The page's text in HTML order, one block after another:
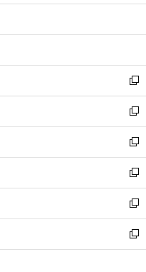
開
ウ
開
ン
ウ
開
く
ウ
ン
ウ
で
開
く
し
ウ
ン
ド
ウ
で
開
く
新
し
い
ウ
ィ
ン
ド
ウ
で
開
く
新
し
い
ウ
ィ
ン
ド
ウ
で
開
新
し
い
ウ
ィ
ン
ド
ウ
新
し
い
ウ
ィ
ン
新
し
い
ウ
新
し